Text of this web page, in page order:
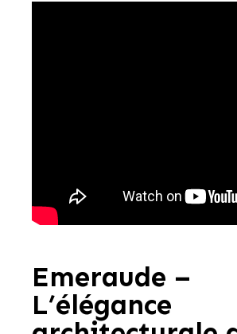
Emeraude –
L’élégance